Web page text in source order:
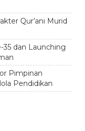
Qur’ani Murid
35 dan Launching
Pimpinan
Pendidikan